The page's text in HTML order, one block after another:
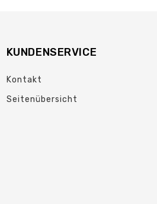
KUNDENSERVICE
Kontakt
Seitenübersicht